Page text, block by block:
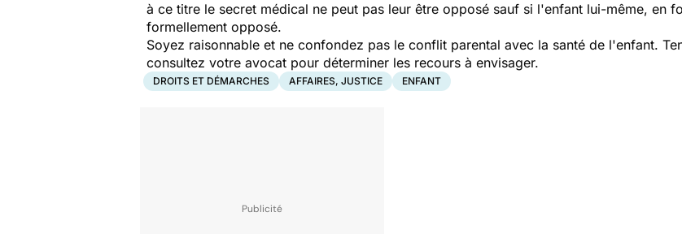
à ce titre le secret médical ne peut pas leur être opposé sauf si l'enfant lui-même, en
formellement opposé.
Soyez raisonnable et ne confondez pas le conflit parental avec la santé de l'enfant.
consultez votre avocat pour déterminer les recours à envisager.
DROITS ET DÉMARCHES AFFAIRES, JUSTICE ENFANT